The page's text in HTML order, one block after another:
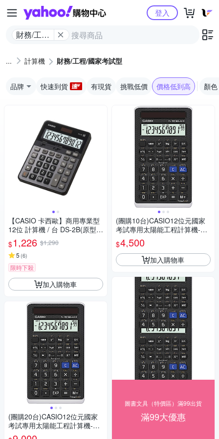
Yahoo購物中心
財務/工程/
型
登入
計算機 財務/工程/國家考試型
品牌 快速到貨 有現貨 挑戰低價 價格低到高 顏色
【CASIO 卡西歐】商用專業型
12位 計算機 / 台 DS-2B(原型號
DS-2TS)
$1,226 $1,290
5 (6)
限時下殺
加入購物車
(團購20台)CASIO12位元國家
考試專用太陽能工程計算機-FX
-82SOLARII
(團購10台)CASIO12位元國家
考試專用太陽能工程計算機-FX
-82SOLARII
$4,500
加入購物車
圖書文具（特價區）滿99出貨
滿99大優惠